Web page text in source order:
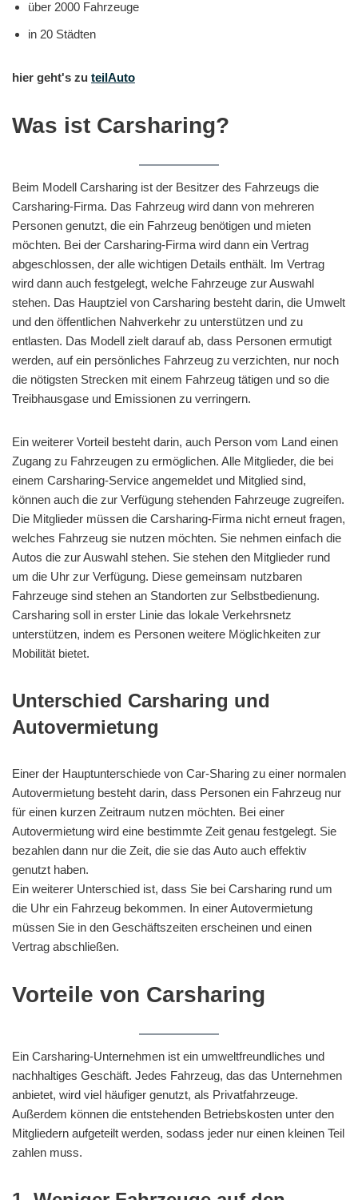
über 2000 Fahrzeuge
in 20 Städten
hier geht's zu teilAuto
Was ist Carsharing?
Beim Modell Carsharing ist der Besitzer des Fahrzeugs die
Carsharing-Firma. Das Fahrzeug wird dann von mehreren
Personen genutzt, die ein Fahrzeug benötigen und mieten
möchten. Bei der Carsharing-Firma wird dann ein Vertrag
abgeschlossen, der alle wichtigen Details enthält. Im Vertrag
wird dann auch festgelegt, welche Fahrzeuge zur Auswahl
stehen. Das Hauptziel von Carsharing besteht darin, die Umwelt
und den öffentlichen Nahverkehr zu unterstützen und zu
entlasten. Das Modell zielt darauf ab, dass Personen ermutigt
werden, auf ein persönliches Fahrzeug zu verzichten, nur noch
die nötigsten Strecken mit einem Fahrzeug tätigen und so die
Treibhausgase und Emissionen zu verringern.
Ein weiterer Vorteil besteht darin, auch Person vom Land einen
Zugang zu Fahrzeugen zu ermöglichen. Alle Mitglieder, die bei
einem Carsharing-Service angemeldet und Mitglied sind,
können auch die zur Verfügung stehenden Fahrzeuge zugreifen.
Die Mitglieder müssen die Carsharing-Firma nicht erneut fragen,
welches Fahrzeug sie nutzen möchten. Sie nehmen einfach die
Autos die zur Auswahl stehen. Sie stehen den Mitglieder rund
um die Uhr zur Verfügung. Diese gemeinsam nutzbaren
Fahrzeuge sind stehen an Standorten zur Selbstbedienung.
Carsharing soll in erster Linie das lokale Verkehrsnetz
unterstützen, indem es Personen weitere Möglichkeiten zur
Mobilität bietet.
Unterschied Carsharing und
Autovermietung
Einer der Hauptunterschiede von Car-Sharing zu einer normalen
Autovermietung besteht darin, dass Personen ein Fahrzeug nur
für einen kurzen Zeitraum nutzen möchten. Bei einer
Autovermietung wird eine bestimmte Zeit genau festgelegt. Sie
bezahlen dann nur die Zeit, die sie das Auto auch effektiv
genutzt haben.
Ein weiterer Unterschied ist, dass Sie bei Carsharing rund um
die Uhr ein Fahrzeug bekommen. In einer Autovermietung
müssen Sie in den Geschäftszeiten erscheinen und einen
Vertrag abschließen.
Vorteile von Carsharing
Ein Carsharing-Unternehmen ist ein umweltfreundliches und
nachhaltiges Geschäft. Jedes Fahrzeug, das das Unternehmen
anbietet, wird viel häufiger genutzt, als Privatfahrzeuge.
Außerdem können die entstehenden Betriebskosten unter den
Mitgliedern aufgeteilt werden, sodass jeder nur einen kleinen Teil
zahlen muss.